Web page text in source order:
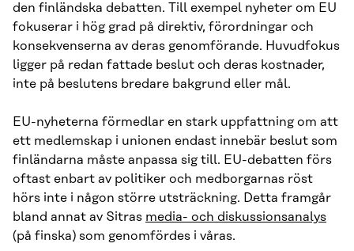
den finländska debatten. Till exempel nyheter om EU
fokuserar i hög grad på direktiv, förordningar och
konsekvenserna av deras genomförande. Huvudfokus
ligger på redan fattade beslut och deras kostnader,
inte på beslutens bredare bakgrund eller mål.
EU-nyheterna förmedlar en stark uppfattning om att
ett medlemskap i unionen endast innebär beslut som
finländarna måste anpassa sig till. EU-debatten förs
oftast enbart av politiker och medborgarnas röst
hörs inte i någon större utsträckning. Detta framgår
bland annat av Sitras media- och diskussionsanalys
(på finska) som genomfördes i våras.